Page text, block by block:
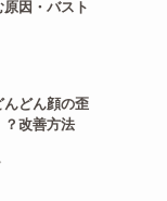
因・バスト
んどん顔の歪
？改善方法